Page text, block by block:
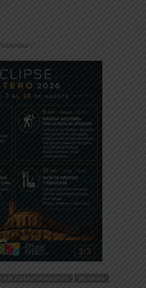
Publicidad --
DEL CORAZÓN DE JESÚS
RELIGIÓN